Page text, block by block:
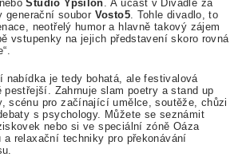
neboStudio Ypsilon. A účast v Divadle za
generační soubor Vosto5. Tohle divadlo, to
neotřelý humor a hlavně takový zájem
vstupenky na jejich představení skoro rovná
nabídka je tedy bohatá, ale festivalová
pestřejší. Zahrnuje slam poetry a stand up
scénu pro začínající umělce, soutěže, chůzi
s psychology. Můžete se seznámit
nebo si ve speciální zóně Oáza
a relaxační techniky pro překonávání